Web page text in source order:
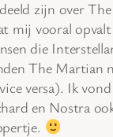
zijn over
mij vooral opvalt
die
The Martian
versa). Ik
en Nostra